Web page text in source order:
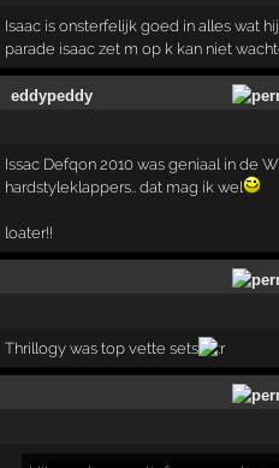
Isaac is onsterfelijk goed in alles wat
parade isaac zet m op k kan niet
eddypeddy
Issac Defqon 2010 was geniaal in de
hardstyleklappers.. dat mag ik wel
loater!!
Thrillogy was top vette sets